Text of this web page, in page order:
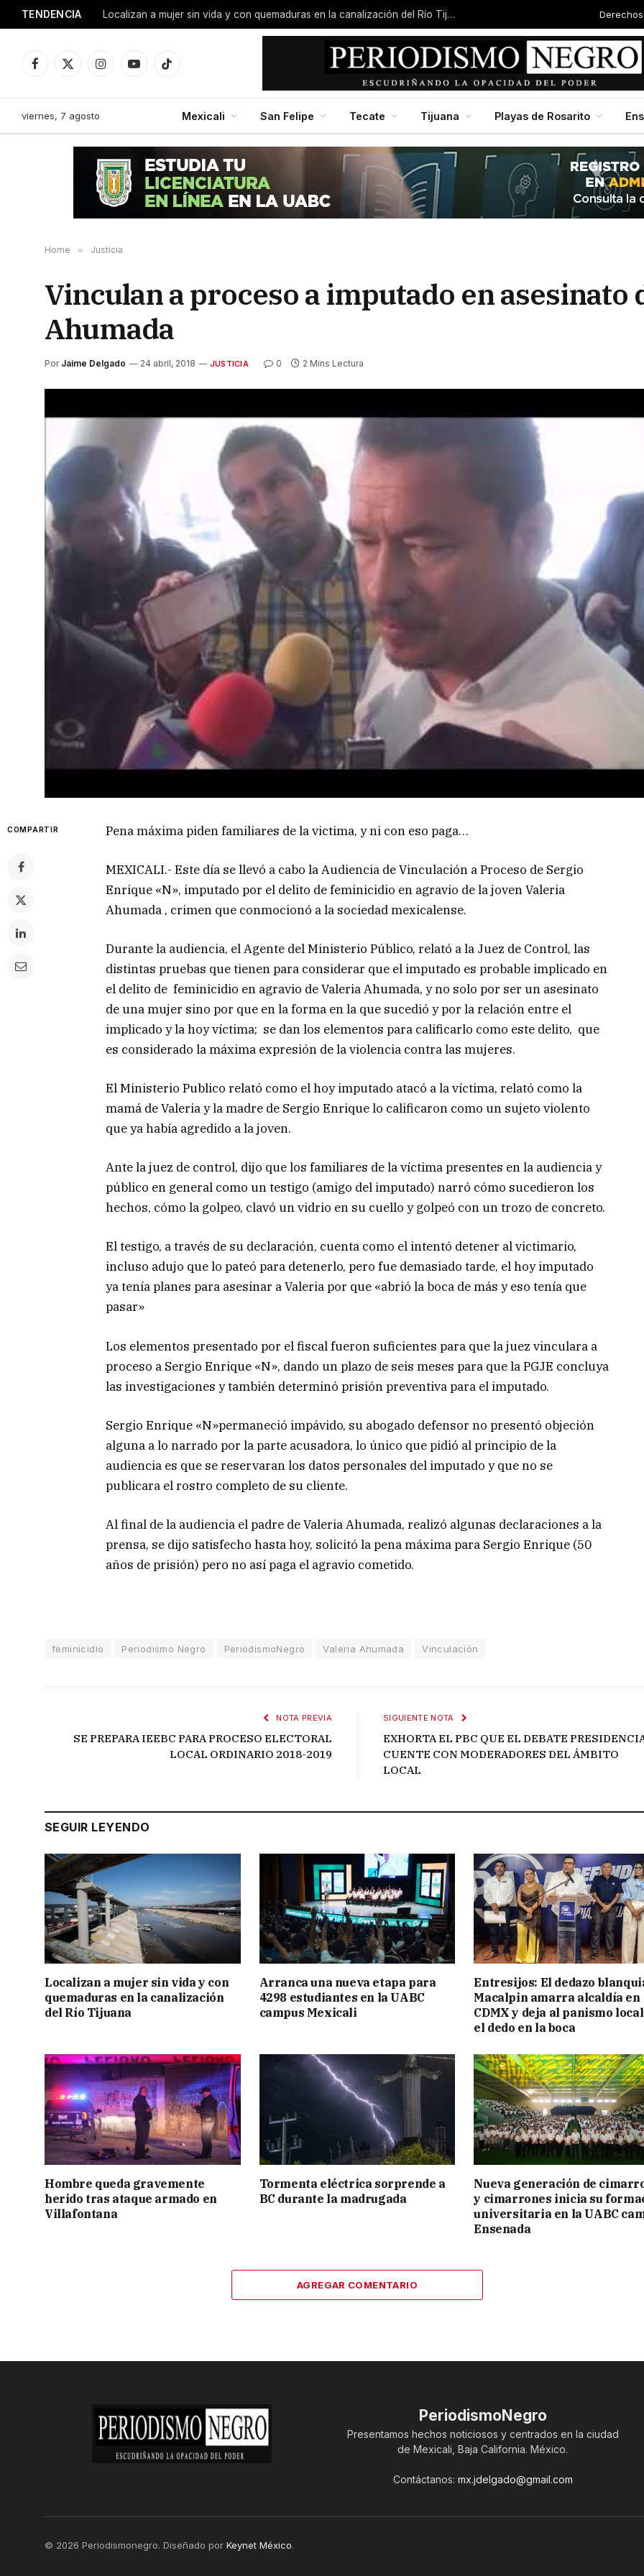
TENDENCIA Localizan a mujer sin vida y con quemaduras en la canalización del Río Tijuana
Facebook
X
InstagramYouTubeTikTok
viernes, 7 agosto Mexicali San Felipe Tecate Tijuana Playas de Rosarito
Home » Justicia
Vinculan a proceso a imputado en asesinato
Ahumada
Por Jaime Delgado 24 abril, 2018 JUSTICIA 0 2 Mins Lectura
COMPARTIR Pena máxima piden familiares de la victima, y ni con eso paga…
MEXICALI.- Este día se llevó a cabo la Audiencia de Vinculación a Proceso de Sergio
Enrique «N», imputado por el delito de feminicidio en agravio de la joven Valeria
Ahumada , crimen que conmocionó a la sociedad mexicalense.
Durante la audiencia, el Agente del Ministerio Público, relató a la Juez de Control, las
distintas pruebas que tienen para considerar que el imputado es probable implicado en
el delito de feminicidio en agravio de Valeria Ahumada, y no solo por ser un asesinato
de una mujer sino por que en la forma en la que sucedió y por la relación entre el
implicado y la hoy víctima; se dan los elementos para calificarlo como este delito, que
es considerado la máxima expresión de la violencia contra las mujeres.
El Ministerio Publico relató como el hoy imputado atacó a la víctima, relató como la
mamá de Valeria y la madre de Sergio Enrique lo calificaron como un sujeto violento
que ya había agredido a la joven.
Ante la juez de control, dijo que los familiares de la víctima presentes en la audiencia y
público en general como un testigo (amigo del imputado) narró cómo sucedieron los
hechos, cómo la golpeo, clavó un vidrio en su cuello y golpeó con un trozo de concreto.
El testigo, a través de su declaración, cuenta como el intentó detener al victimario,
incluso adujo que lo pateó para detenerlo, pero fue demasiado tarde, el hoy imputado
ya tenía planes para asesinar a Valeria por que «abrió la boca de más y eso tenía que
pasar»
Los elementos presentado por el fiscal fueron suficientes para que la juez vinculara a
proceso a Sergio Enrique «N», dando un plazo de seis meses para que la PGJE concluya
las investigaciones y también determinó prisión preventiva para el imputado.
Sergio Enrique «N»permaneció impávido, su abogado defensor no presentó objeción
alguna a lo narrado por la parte acusadora, lo único que pidió al principio de la
audiencia es que se reservaran los datos personales del imputado y que no se
publicara el rostro completo de su cliente.
Al final de la audiencia el padre de Valeria Ahumada, realizó algunas declaraciones a la
prensa, se dijo satisfecho hasta hoy, solicitó la pena máxima para Sergio Enrique (50
años de prisión) pero no así paga el agravio cometido.
feminicidio Periodismo Negro PeriodismoNegro Valeria Ahumada Vinculación
NOTA PREVIA
SE PREPARA IEEBC PARA PROCESO ELECTORAL
LOCAL ORDINARIO 2018-2019
SIGUIENTE NOTA
EXHORTA EL PBC QUE EL DEBATE
CUENTE CON MODERADORES DEL ÁMBITO
LOCAL
SEGUIR LEYENDO
Localizan a mujer sin vida y con
quemaduras en la canalización
del Río Tijuana
Arranca una nueva etapa para
4298 estudiantes en la UABC
campus Mexicali
Entresijos: El dedazo
Macalpin amarra alcaldía en
CDMX y deja al panismo
el dedo en la boca
Hombre queda gravemente
herido tras ataque armado en
Villafontana
Tormenta eléctrica sorprende a
BC durante la madrugada
Nueva generación de
y cimarrones inicia su
universitaria en la UABC
Ensenada
AGREGAR COMENTARIO
PeriodismoNegro
Presentamos hechos noticiosos y centrados en la ciudad
de Mexicali, Baja California. México.
Contáctanos: mx.jdelgado@gmail.com
© 2026 Periodismonegro. Diseñado por Keynet México.